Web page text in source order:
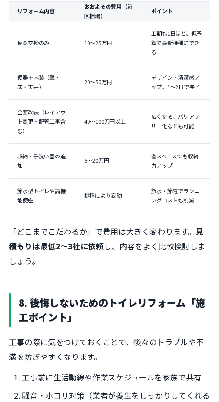
リフォーム内容
おおよその費用（港
区相場）
ポイント
便器交換のみ 10〜25万円
工期も1日ほど。低予
算で最新機種にでき
る
便器＋内装（壁・
床・天井）
20〜50万円
デザイン・清潔感ア
ップ。1〜2日で完了
全面改装（レイアウ
ト変更・配管工事含
む）
40〜100万円以上
広くする、バリアフ
リー化なども可能
収納・手洗い器の追
加
5〜20万円
省スペースでも収納
力アップ
節水型トイレや高機
能便座
機種により変動
節水・節電でランニ
ングコストも削減
「どこまでこだわるか」で費用は大きく変わります。 見
積もりは最低2〜3社に依頼し、内容をよく比較検討しま
しょう。
8. 後悔しないためのトイレリフォーム「施
工ポイント」
工事の際に気をつけておくことで、後々のトラブルや不
満を防ぎやすくなります。
工事前に生活動線や作業スケジュールを家族で共有
騒音・ホコリ対策（業者が養生をしっかりしてくれる